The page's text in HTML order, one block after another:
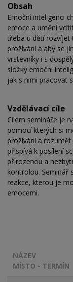
Obsah
Emoční inteligenci
emoce a umění
třeba u dětí rozvíjet
prožívání a aby se
vrstevníky i s
složky emoční
jak s nimi pracovat
Vzdělávací cíle
Cílem semináře je
pomocí kterých si
prožívání a
přispívá k posílení
přirozenou a
kontrolou. Seminář
reakce, kterou je
emocemi.
NÁZEV
MÍSTO - TERMÍN